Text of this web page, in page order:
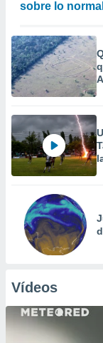
sobre lo normal
Vídeos